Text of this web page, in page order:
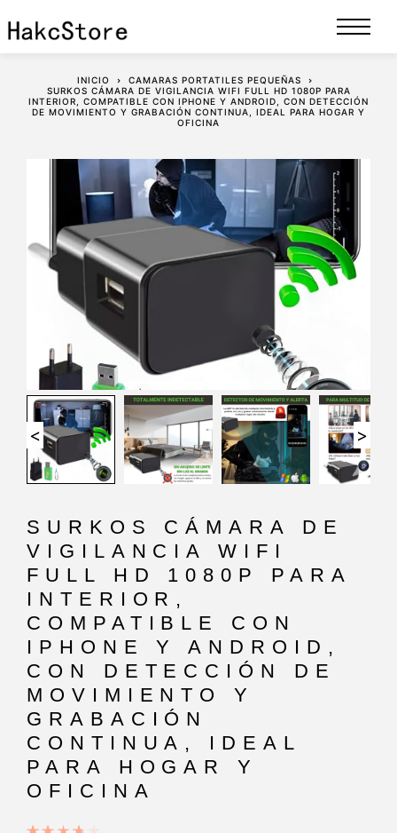
INICIO
CAMARAS PORTATILES PEQUEÑAS
SURKOS CÁMARA DE VIGILANCIA WIFI FULL HD 1080P PARA
INTERIOR, COMPATIBLE CON IPHONE Y ANDROID, CON DETECCIÓN
DE MOVIMIENTO Y GRABACIÓN CONTINUA, IDEAL PARA HOGAR Y
OFICINA
< >
SURKOS CÁMARA DE
VIGILANCIA WIFI
FULL HD 1080P PARA
INTERIOR,
COMPATIBLE CON
IPHONE Y ANDROID,
CON DETECCIÓN DE
MOVIMIENTO Y
GRABACIÓN
CONTINUA, IDEAL
PARA HOGAR Y
OFICINA